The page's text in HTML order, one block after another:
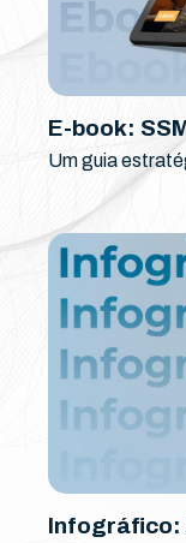
E-book:
Um guia
Infográfico: